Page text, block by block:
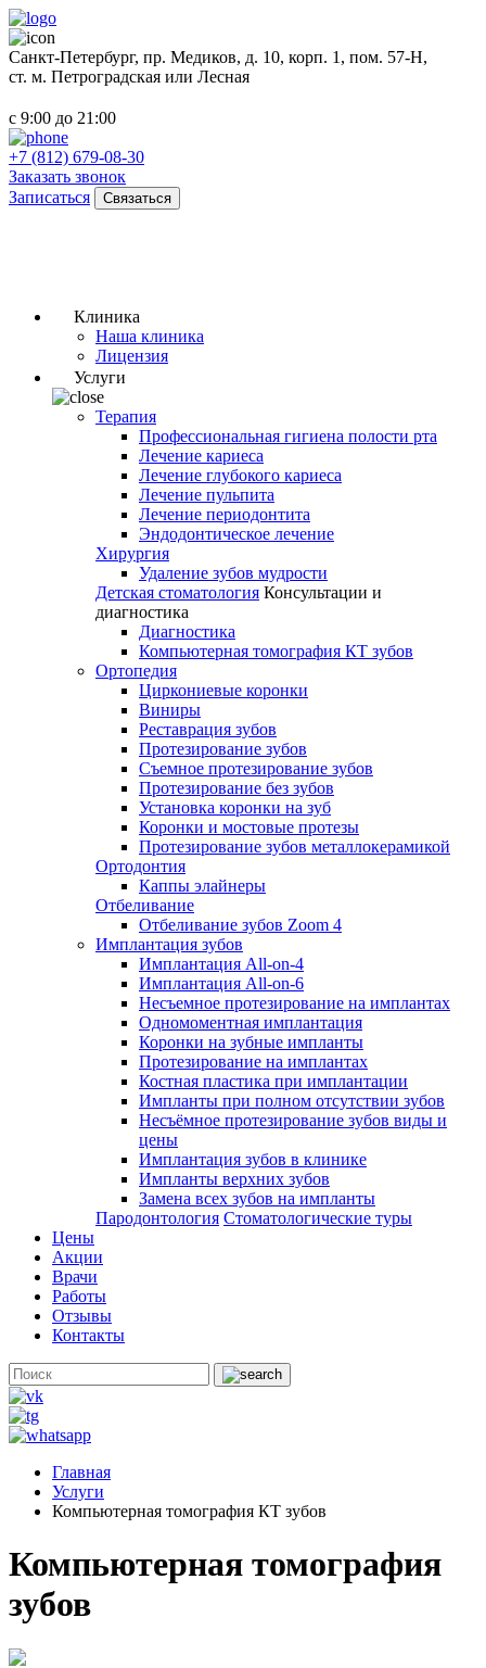
Санкт-Петербург, пр. Медиков, д. 10, корп. 1, пом. 57-Н,
ст. м. Петроградская или Лесная
с 9:00 до 21:00
+7 (812) 679-08-30
Заказать звонок
Записаться
Связаться
Клиника
Наша клиника
Лицензия
Услуги
Терапия
Профессиональная гигиена полости рта
Лечение кариеса
Лечение глубокого кариеса
Лечение пульпита
Лечение периодонтита
Эндодонтическое лечение
Хирургия
Удаление зубов мудрости
Детская стоматология Консультации и
диагностика
Диагностика
Компьютерная томография КТ зубов
Ортопедия
Циркониевые коронки
Виниры
Реставрация зубов
Протезирование зубов
Съемное протезирование зубов
Протезирование без зубов
Установка коронки на зуб
Коронки и мостовые протезы
Протезирование зубов металлокерамикой
Ортодонтия
Каппы элайнеры
Отбеливание
Отбеливание зубов Zoom 4
Имплантация зубов
Имплантация All-on-4
Имплантация All-on-6
Несъемное протезирование на имплантах
Одномоментная имплантация
Коронки на зубные импланты
Протезирование на имплантах
Костная пластика при имплантации
Импланты при полном отсутствии зубов
Несъёмное протезирование зубов виды и
цены
Имплантация зубов в клинике
Импланты верхних зубов
Замена всех зубов на импланты
Пародонтология Стоматологические туры
Цены
Акции
Врачи
Работы
Отзывы
Контакты
Главная
Услуги
Компьютерная томография КТ зубов
Компьютерная томография
зубов